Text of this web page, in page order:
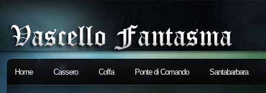
Home Cassero Coffa Ponte di Comando Santabarbara